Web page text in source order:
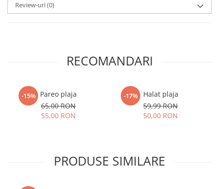
Review-uri(0)
RECOMANDARI
-15% Pareo plaja
65,00 RON
55,00 RON
-17%
Halat plaja
59,99 RON
50,00 RON
PRODUSE SIMILARE